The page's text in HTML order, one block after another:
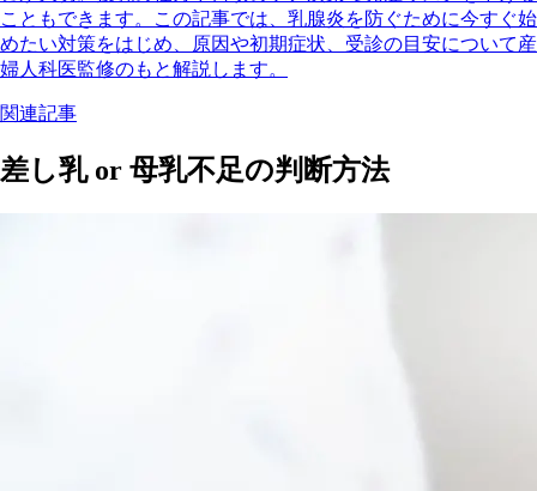
こともできます。この記事では、乳腺炎を防ぐために今すぐ始
めたい対策をはじめ、原因や初期症状、受診の目安について産
婦人科医監修のもと解説します。
関連記事
差し乳 or 母乳不足の判断方法